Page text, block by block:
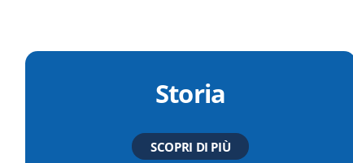
Storia
SCOPRI DI PIÙ